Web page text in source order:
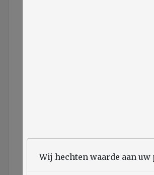
Wij hechten waarde aan uw